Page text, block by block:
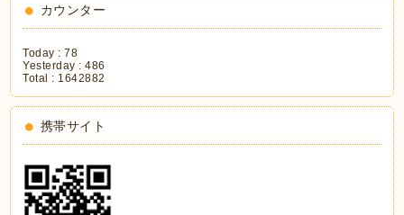
カウンター
Today :78
Yesterday :486
Total : 1642882
携帯サイト